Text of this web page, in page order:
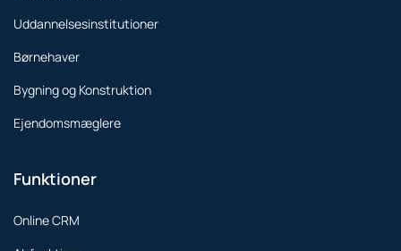
Uddannelsesinstitutioner
Børnehaver
Bygning og Konstruktion
Ejendomsmæglere
Funktioner
Online CRM